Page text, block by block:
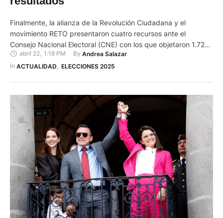
movimiento RETO presentaron cuatro recursos ante el
Consejo Nacional Electoral (CNE) con los que objetaron 1.729
actas de escrutinio. El pleno del CNE se instaló la mañana de
este 22 de abril de 2025 para conocer las últimas actas de
escrutinio provenientes del exterior y aprobar …
abril 22, 1:18 PM By Andrea Salazar
In ACTUALIDAD ELECCIONES 2025